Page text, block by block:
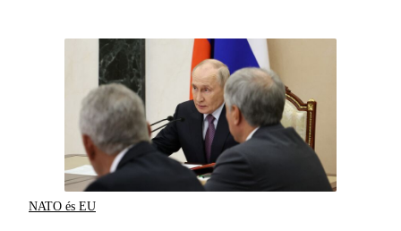
NATO és EU